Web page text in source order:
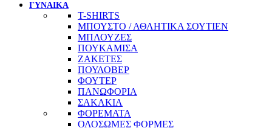
ΓΥΝΑΙΚΑ
T-SHIRTS
ΜΠΟΥΣΤΟ / ΑΘΛΗΤΙΚΑ ΣΟΥΤΙΕΝ
ΜΠΛΟΥΖΕΣ
ΠΟΥΚΑΜΙΣΑ
ΖΑΚΕΤΕΣ
ΠΟΥΛΟΒΕΡ
ΦΟΥΤΕΡ
ΠΑΝΩΦΟΡΙΑ
ΣΑΚΑΚΙΑ
ΦΟΡΕΜΑΤΑ
ΟΛΟΣΩΜΕΣ ΦΟΡΜΕΣ